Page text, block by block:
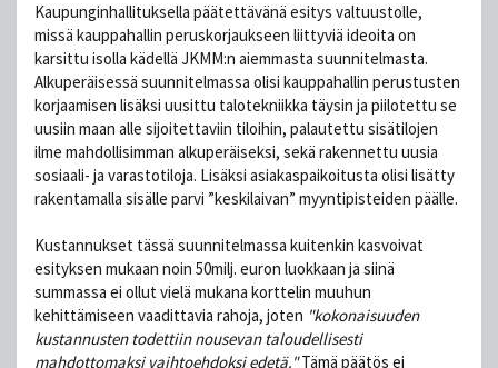
Kaupunginhallituksella päätettävänä esitys valtuustolle,
missä kauppahallin peruskorjaukseen liittyviä ideoita on
karsittu isolla kädellä JKMM:n aiemmasta suunnitelmasta.
Alkuperäisessä suunnitelmassa olisi kauppahallin perustusten
korjaamisen lisäksi uusittu talotekniikka täysin ja piilotettu se
uusiin maan alle sijoitettaviin tiloihin, palautettu sisätilojen
ilme mahdollisimman alkuperäiseksi​, sekä rakennettu uusia
sosiaali- ja varastotiloja. Lisäksi asiakaspaikoitusta olisi lisätty
rakentamalla sisälle parvi ”keskilaivan” myyntipisteiden päälle.
Kustannukset tässä suunnitelmassa kuitenkin kasvoivat
esityksen mukaan noin 50milj. euron luokkaan ja siinä
summassa ei ollut vielä mukana korttelin muuhun
kehittämiseen vaadittavia rahoja, joten "kokonaisuuden
kustannusten todettiin nousevan taloudellisesti
mahdottomaksi vaihtoehdoksi edetä."Tämä päätös ei